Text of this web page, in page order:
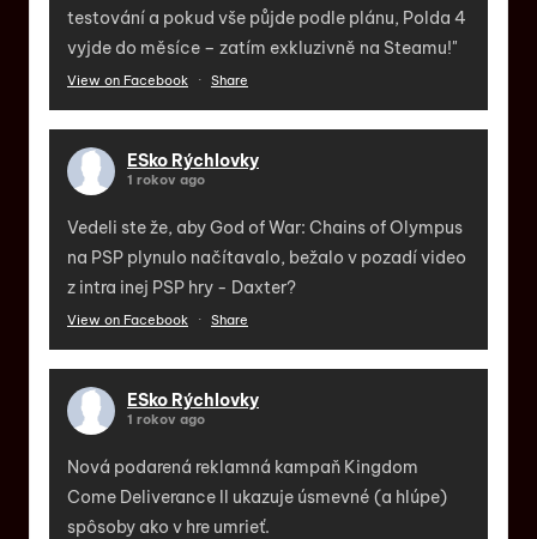
testování a pokud vše půjde podle plánu, Polda 4
vyjde do měsíce – zatím exkluzivně na Steamu!"
View on Facebook · Share
ESko Rýchlovky
1 rokov ago
Vedeli ste že, aby God of War: Chains of Olympus
na PSP plynulo načítavalo, bežalo v pozadí video
z intra inej PSP hry - Daxter?
View on Facebook · Share
ESko Rýchlovky
1 rokov ago
Nová podarená reklamná kampaň Kingdom
Come Deliverance II ukazuje úsmevné (a hlúpe)
spôsoby ako v hre umrieť.